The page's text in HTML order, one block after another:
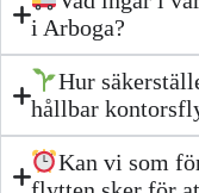
i Arboga?
Hur
hållbar
Kan vi som